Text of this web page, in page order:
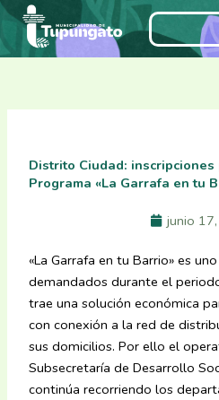
Ir
contenido
Distrito Ciudad:
Programa «La Garrafa en tu
junio
«La Garrafa en tu Barrio» es
demandados durante el
trae una solución económica
con conexión a la red de
sus domicilios. Por ello el
Subsecretaría de Desarrollo
continúa recorriendo los